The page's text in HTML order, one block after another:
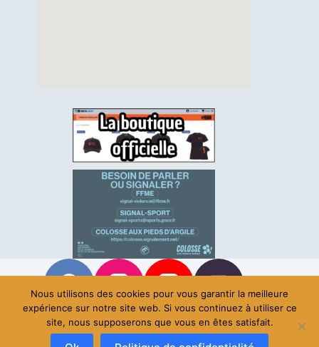
Nous utilisons des cookies pour vous garantir la meilleure
expérience sur notre site web. Si vous continuez à utiliser ce
site, nous supposerons que vous en êtes satisfait.